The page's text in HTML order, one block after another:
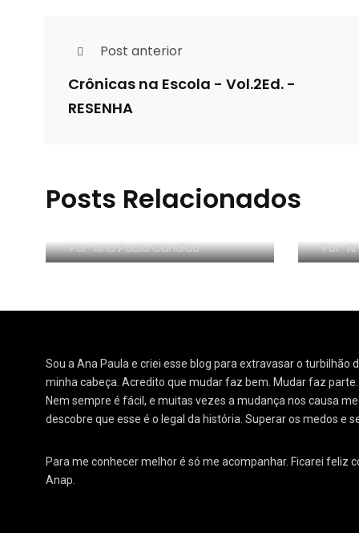
Post anterior
Crônicas na Escola - Vol.2Ed. -
RESENHA
Posts Relacionados
RESENHA EM VÍDEO:
PorAna Paula Cândido Por
Sou a Ana Paula e criei esse blog para extravasar o turbilhão
minha cabeça. Acredito que mudar faz bem. Mudar faz
Nem sempre é fácil, e muitas vezes a mudança nos causa
descobre que esse é o legal da história. Superar os medos e
Para me conhecer melhor é só me acompanhar. Ficarei feliz
Anap.